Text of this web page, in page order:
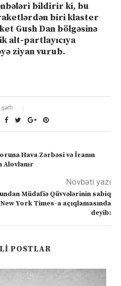
bildirir ki, bu
biri klaster
Gush Dan bölgəsinə
alt-partlayıcıya
ziyan vurub.
şərh
Hava Zərbəsi və İranın
Alovlanır
Növbəti yazı
Müdafiə Qüvvələrinin sabiq
York Times-a açıqlamasında
deyib:
POSTLAR